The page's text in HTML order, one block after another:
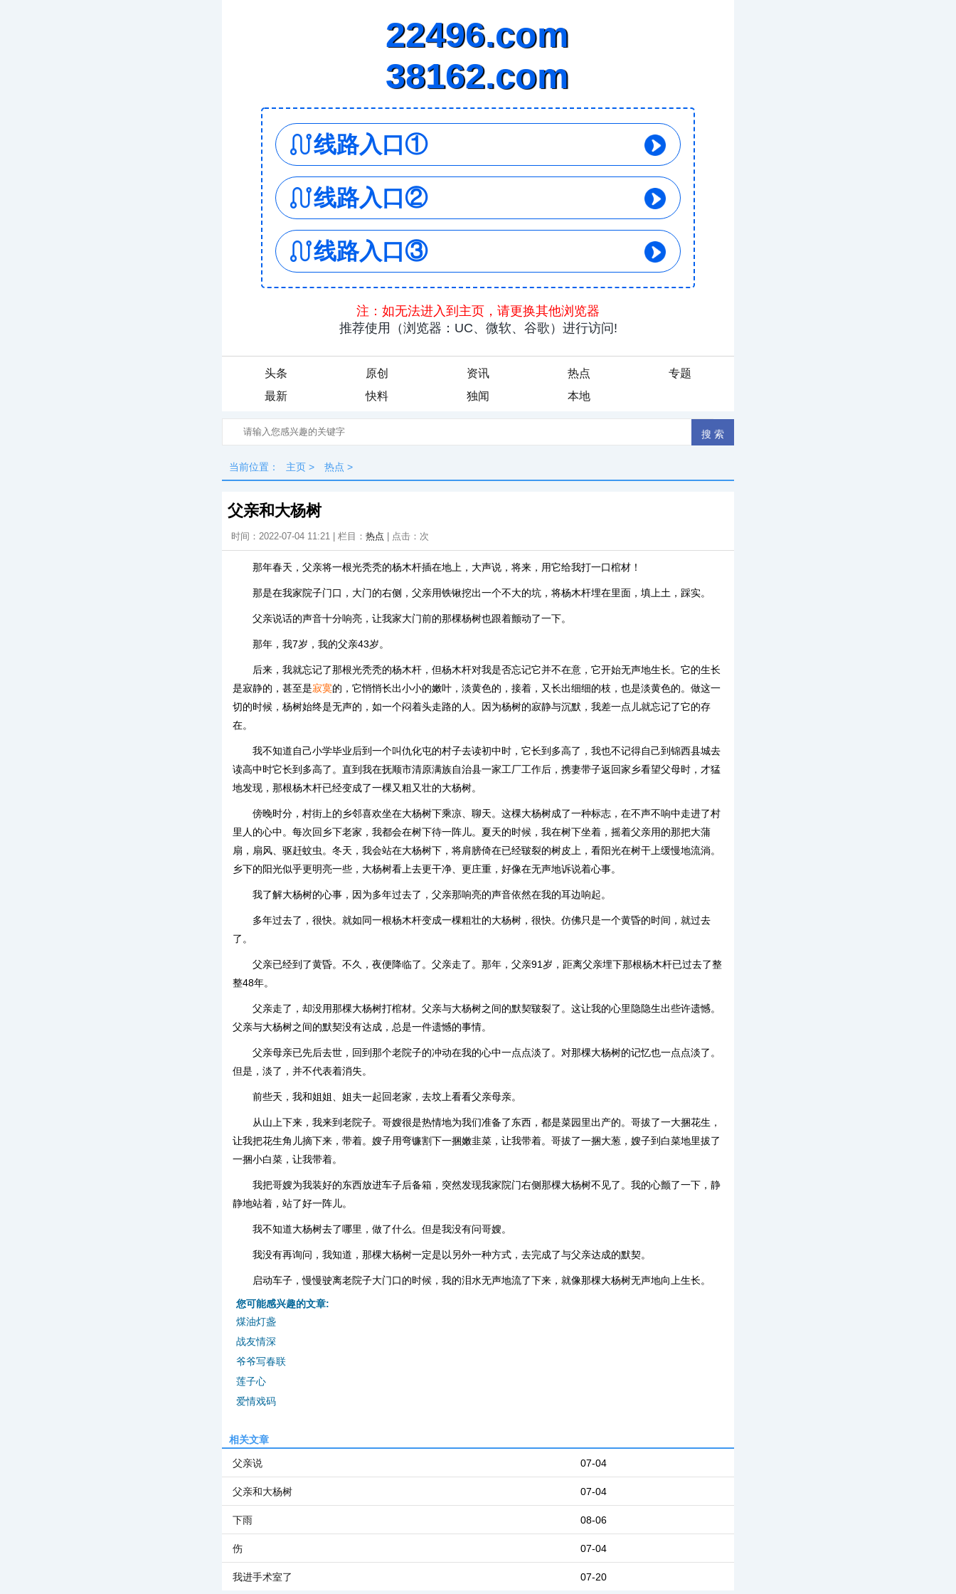
头条 原创 资讯 热点
专题
最新
快料 独闻 本地
当前位置： 主页 > 热点 >
父亲和大杨树
时间：2022-07-04 11:21 | 栏目： 热点 | 点击： 次
那年春天，父亲将一根光秃秃的杨木杆插在地上，大声说，将来，用它给我打一口棺材！
那是在我家院子门口，大门的右侧，父亲用铁锹挖出一个不大的坑，将杨木杆埋在里面，填上土，踩实。
父亲说话的声音十分响亮，让我家大门前的那棵杨树也跟着颤动了一下。
那年，我7岁，我的父亲43岁。
后来，我就忘记了那根光秃秃的杨木杆，但杨木杆对我是否忘记它并不在意，它开始无声地生长。它的生长
是寂静的，甚至是寂寞的，它悄悄长出小小的嫩叶，淡黄色的，接着，又长出细细的枝，也是淡黄色的。做这一
切的时候，杨树始终是无声的，如一个闷着头走路的人。因为杨树的寂静与沉默，我差一点儿就忘记了它的存
在。
我不知道自己小学毕业后到一个叫仇化屯的村子去读初中时，它长到多高了，我也不记得自己到锦西县城去
读高中时它长到多高了。直到我在抚顺市清原满族自治县一家工厂工作后，携妻带子返回家乡看望父母时，才猛
地发现，那根杨木杆已经变成了一棵又粗又壮的大杨树。
傍晚时分，村街上的乡邻喜欢坐在大杨树下乘凉、聊天。这棵大杨树成了一种标志，在不声不响中走进了村
里人的心中。每次回乡下老家，我都会在树下待一阵儿。夏天的时候，我在树下坐着，摇着父亲用的那把大蒲
扇，扇风、驱赶蚊虫。冬天，我会站在大杨树下，将肩膀倚在已经皲裂的树皮上，看阳光在树干上缓慢地流淌。
乡下的阳光似乎更明亮一些，大杨树看上去更干净、更庄重，好像在无声地诉说着心事。
我了解大杨树的心事，因为多年过去了，父亲那响亮的声音依然在我的耳边响起。
多年过去了，很快。就如同一根杨木杆变成一棵粗壮的大杨树，很快。仿佛只是一个黄昏的时间，就过去
了。
父亲已经到了黄昏。不久，夜便降临了。父亲走了。那年，父亲91岁，距离父亲埋下那根杨木杆已过去了整
整48年。
父亲走了，却没用那棵大杨树打棺材。父亲与大杨树之间的默契皲裂了。这让我的心里隐隐生出些许遗憾。
父亲与大杨树之间的默契没有达成，总是一件遗憾的事情。
父亲母亲已先后去世，回到那个老院子的冲动在我的心中一点点淡了。对那棵大杨树的记忆也一点点淡了。
但是，淡了，并不代表着消失。
前些天，我和姐姐、姐夫一起回老家，去坟上看看父亲母亲。
从山上下来，我来到老院子。哥嫂很是热情地为我们准备了东西，都是菜园里出产的。哥拔了一大捆花生，
让我把花生角儿摘下来，带着。嫂子用弯镰割下一捆嫩韭菜，让我带着。哥拔了一捆大葱，嫂子到白菜地里拔了
一捆小白菜，让我带着。
我把哥嫂为我装好的东西放进车子后备箱，突然发现我家院门右侧那棵大杨树不见了。我的心颤了一下，静
静地站着，站了好一阵儿。
我不知道大杨树去了哪里，做了什么。但是我没有问哥嫂。
我没有再询问，我知道，那棵大杨树一定是以另外一种方式，去完成了与父亲达成的默契。
启动车子，慢慢驶离老院子大门口的时候，我的泪水无声地流了下来，就像那棵大杨树无声地向上生长。
您可能感兴趣的文章:
煤油灯盏
战友情深
爷爷写春联
莲子心
爱情戏码
相关文章
07-04
父亲说
07-04
父亲和大杨树
08-06
下雨
07-04
伤
07-20
我进手术室了